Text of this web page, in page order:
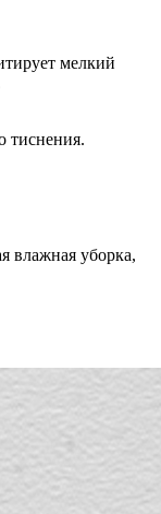
мелкий
тиснения.
влажная уборка,